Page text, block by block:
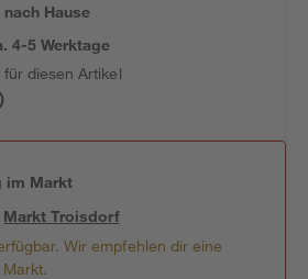
Hause
4-5 Werktage
diesen Artikel
im Markt
MarktTroisdorf
Wir empfehlen dir eine